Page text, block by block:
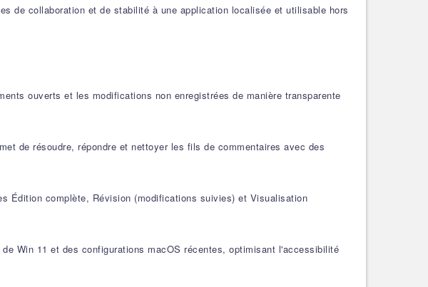
de collaboration et de stabilité à une application localisée et utilisable hors
ouverts et les modifications non enregistrées de manière transparente
de résoudre, répondre et nettoyer les fils de commentaires avec des
Édition complète, Révision (modifications suivies) et Visualisation
Win 11 et des configurations macOS récentes, optimisant l'accessibilité